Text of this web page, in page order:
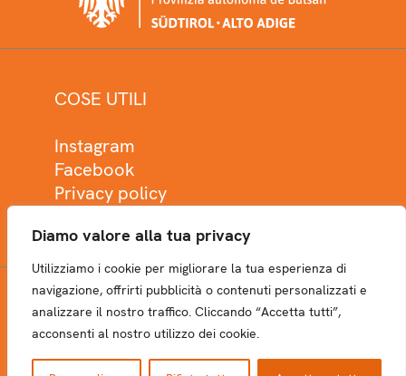
Diamo valore alla tua privacy
Utilizziamo i cookie per migliorare la tua esperienza di
navigazione, offrirti pubblicità o contenuti personalizzati e
analizzare il nostro traffico. Cliccando “Accetta tutti”,
acconsenti al nostro utilizzo dei cookie.
COSE UTILI
Instagram
Facebook
Privacy policy
NEWSLETTER